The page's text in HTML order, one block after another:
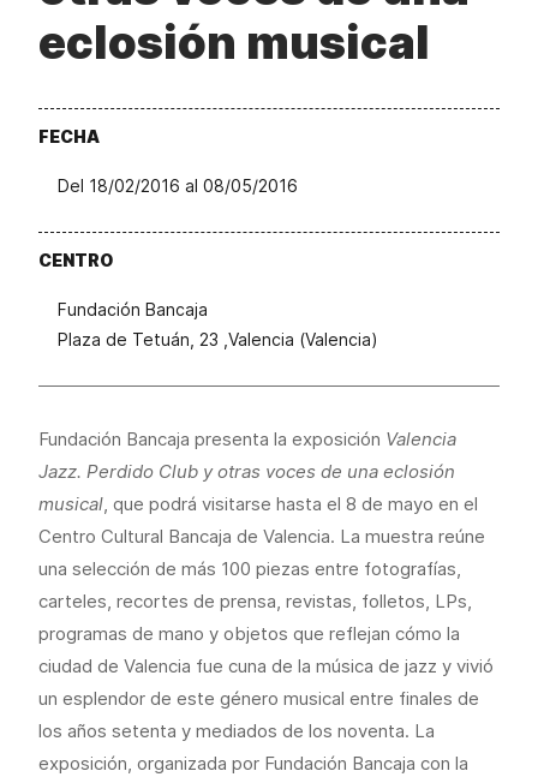
eclosión musical
FECHA
Del 18/02/2016 al 08/05/2016
CENTRO
Fundación Bancaja
Plaza de Tetuán, 23 ,Valencia (Valencia)
Fundación Bancaja presenta la exposición Valencia
Jazz. Perdido Club y otras voces de una eclosión
musical, que podrá visitarse hasta el 8 de mayo en el
Centro Cultural Bancaja de Valencia. La muestra reúne
una selección de más 100 piezas entre fotografías,
carteles, recortes de prensa, revistas, folletos, LPs,
programas de mano y objetos que reflejan cómo la
ciudad de Valencia fue cuna de la música de jazz y vivió
un esplendor de este género musical entre finales de
los años setenta y mediados de los noventa. La
exposición, organizada por Fundación Bancaja con la